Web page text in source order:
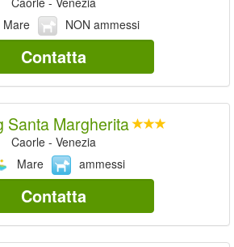
Mare
NON ammessi
Contatta
Santa Margherita
Caorle - Venezia
Mare
ammessi
Contatta